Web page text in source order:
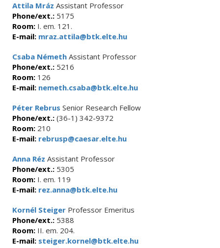
Attila Mráz Assistant Professor
Phone/ext.: 5175
Room: I. em. 121.
E-mail: mraz.attila@btk.elte.hu
Csaba Németh Assistant Professor
Phone/ext.: 5216
Room: 126
E-mail: nemeth.csaba@btk.elte.hu
Péter Rebrus Senior Research Fellow
Phone/ext.: (36-1) 342-9372
Room: 210
E-mail: rebrusp@caesar.elte.hu
Anna Réz Assistant Professor
Phone/ext.: 5305
Room: I. em. 119
E-mail: rez.anna@btk.elte.hu
Kornél Steiger Professor Emeritus
Phone/ext.: 5388
Room: II. em. 204.
E-mail: steiger.kornel@btk.elte.hu